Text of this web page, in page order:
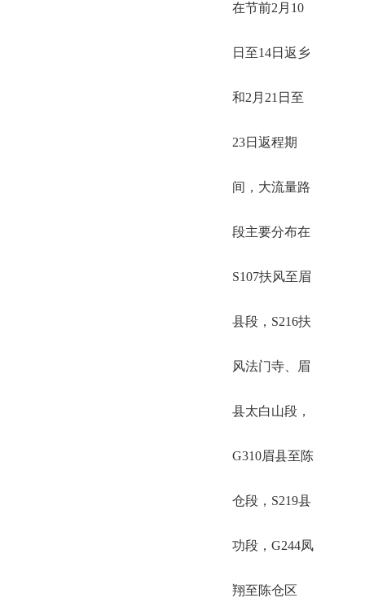
在节前2月10
日至14日返乡
和2月21日至
23日返程期
间，大流量路
段主要分布在
S107扶风至眉
县段，S216扶
风法门寺、眉
县太白山段，
G310眉县至陈
仓段，S219县
功段，G244凤
翔至陈仓区